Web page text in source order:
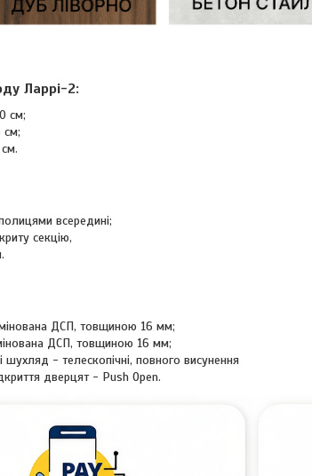
Ларрі-2:
см;
см;
всередині;
секцію,
ДСП, товщиною 16 мм;
ДСП, товщиною 16 мм;
шухляд - телескопічні, повного висунення
дверцят - Push Open.